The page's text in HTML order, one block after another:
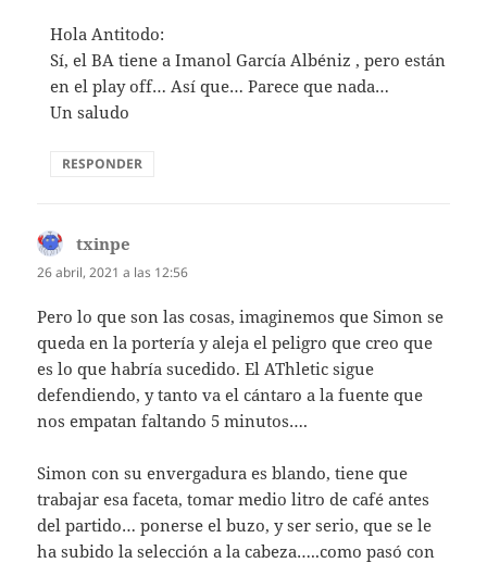
Hola Antitodo:
Sí, el BA tiene a Imanol García Albéniz , pero están
en el play off… Así que… Parece que nada…
Un saludo
RESPONDER
txinpe
26 abril, 2021 a las 12:56
Pero lo que son las cosas, imaginemos que Simon se
queda en la portería y aleja el peligro que creo que
es lo que habría sucedido. El AThletic sigue
defendiendo, y tanto va el cántaro a la fuente que
nos empatan faltando 5 minutos….
Simon con su envergadura es blando, tiene que
trabajar esa faceta, tomar medio litro de café antes
del partido… ponerse el buzo, y ser serio, que se le
ha subido la selección a la cabeza…..como pasó con